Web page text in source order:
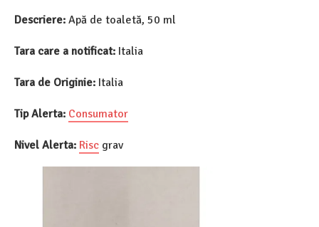
Descriere: Apă de toaletă, 50 ml
Tara care a notificat: Italia
Tara de Originie: Italia
Tip Alerta: Consumator
Nivel Alerta: Risc grav